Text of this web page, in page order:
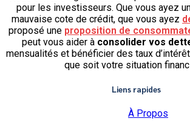
pour les investisseurs. Que vous ayez
mauvaise cote de crédit, que vous ayez
proposé une proposition de
peut vous aider à consolider vos
mensualités et bénéficier des taux
que soit votre situation
Liens rapides
À Propos